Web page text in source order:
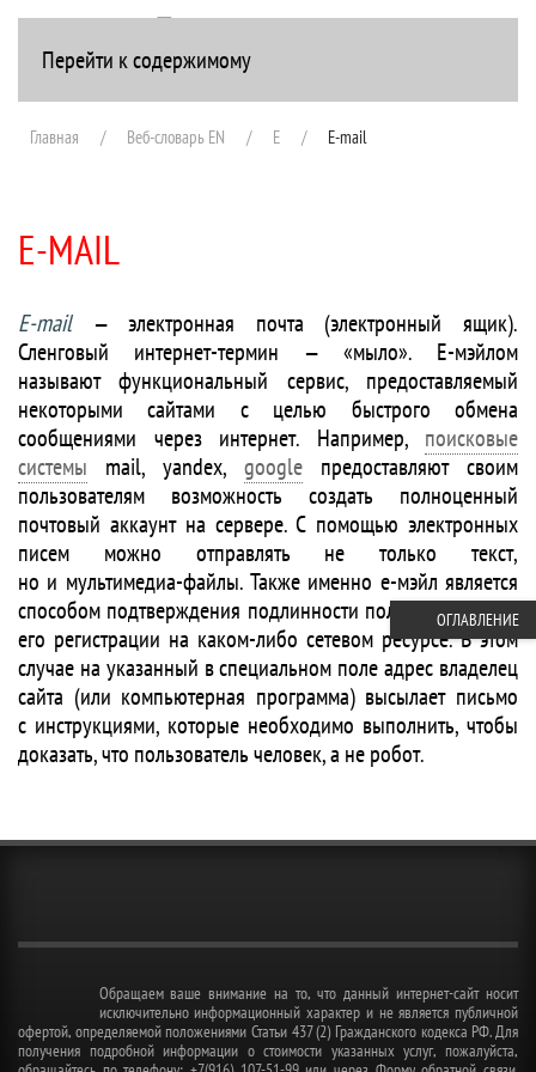
Перейти к содержимому+7(916) 107-51-99
Главная Веб-словарь EN E E-mail
E-MAIL
E-mail— электронная почта (электронный ящик).
Сленговый интернет-термин — «мыло». Е-мэйлом
называют функциональный сервис, предоставляемый
некоторыми сайтами с целью быстрого обмена
сообщениями через интернет. Например, поисковые
системы mail, yandex, google предоставляют своим
пользователям возможность создать полноценный
почтовый аккаунт на сервере. С помощью электронных
писем можно отправлять не только текст,
но и мультимедиа-файлы. Также именно е-мэйл является
способом подтверждения подлинности пользователя при
его регистрации на каком-либо сетевом ресурсе. В этом
случае на указанный в специальном поле адрес владелец
сайта (или компьютерная программа) высылает письмо
с инструкциями, которые необходимо выполнить, чтобы
доказать, что пользователь человек, а не робот.
Обращаем ваше внимание на то, что данный интернет-сайт носит
исключительно информационный характер и не является публичной
офертой, определяемой положениями Статьи 437 (2) Гражданского кодекса РФ. Для
получения подробной информации о стоимости указанных услуг, пожалуйста,
ОГЛАВЛЕНИЕ